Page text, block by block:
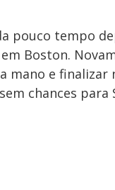
pouco tempo
Boston.
mano e finalizar
chances para